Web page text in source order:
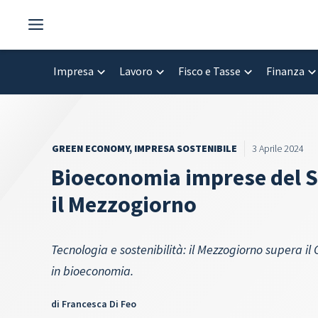
contenuto
Impresa Lavoro Fisco e Tasse Finanza
GREEN ECONOMY, IMPRESA SOSTENIBILE 3 Aprile 2024
Bioeconomia imprese del
il Mezzogiorno
Tecnologia e sostenibilità: il Mezzogiorno supera il
in bioeconomia.
di Francesca Di Feo